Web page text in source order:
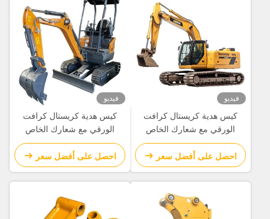
فيديو
كيس هدية كريستال كرافت
الورقي مع شعارك الخاص
لحفلة عيد الميلاد الزخرفية
احصل على أفضل سعر
فيديو
كيس هدية كريستال كرافت
الورقي مع شعارك الخاص
لحفلة عيد الميلاد الزخرفية
احصل على أفضل سعر